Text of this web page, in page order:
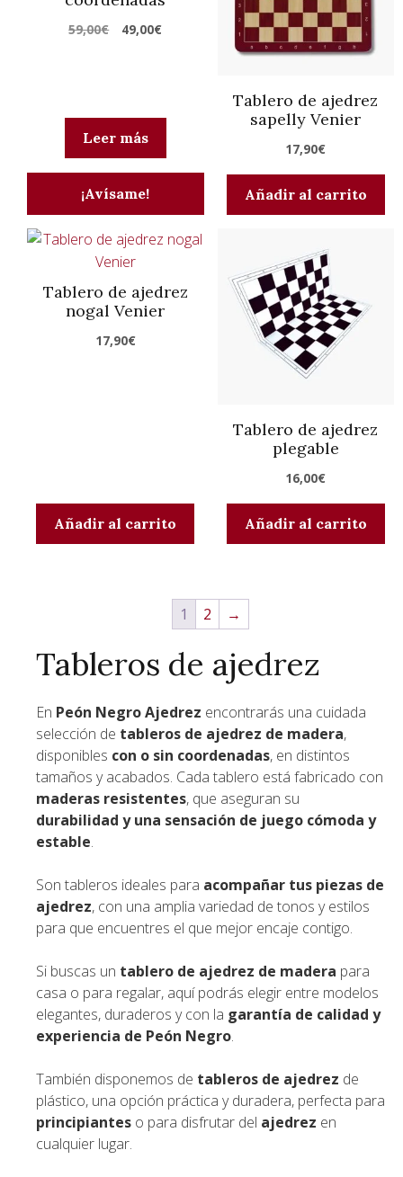
59,00€
El
59,00€.
49,00€El
49,00€.
Leer más
¡Avísame!
Tablero de ajedrez
sapelly Venier
17,90€
Añadir al carrito
Tablero de ajedrez
nogal Venier
17,90€
Añadir al carrito
Tablero de ajedrez
plegable
16,00€
Añadir al carrito
1 2 →
Tableros de ajedrez
En Peón Negro Ajedrez encontrarás una cuidada
selección de tableros de ajedrez de madera,
disponibles con o sin coordenadas, en distintos
tamaños y acabados. Cada tablero está fabricado con
maderas resistentes, que aseguran su
durabilidad y una sensación de juego cómoda y
estable.
Son tableros ideales para acompañar tus piezas de
ajedrez, con una amplia variedad de tonos y estilos
para que encuentres el que mejor encaje contigo.
Si buscas un tablero de ajedrez de madera para
casa o para regalar, aquí podrás elegir entre modelos
elegantes, duraderos y con la garantía de calidad y
experiencia de Peón Negro.
También disponemos de tableros de ajedrez de
plástico, una opción práctica y duradera, perfecta para
principiantes o para disfrutar del ajedrez en
cualquier lugar.